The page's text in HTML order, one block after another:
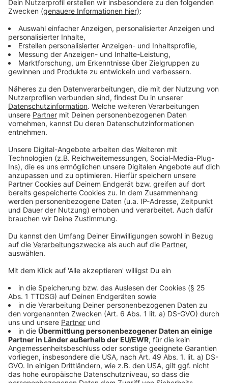
Beratungsangebote des SPZ
Anzeige
Hierkommt ihr zu den Beratungsmöglichkeiten für
Menschen ab 60 Jahren.
Menschen.
Anzeige
Weitere Meldungen aus Leverkusen
A1?
Nächtliche Sperrungen im Kreuz Leverkusen
Leverkusener Wirtschaft: Reaktion auf
Koalitionsvertrag
Anzeige